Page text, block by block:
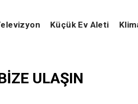
Küçük Ev Aleti
ULAŞIN